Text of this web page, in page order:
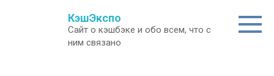
КэшЭкспо
Сайт о кэшбэке и обо всем, что с
ним связано